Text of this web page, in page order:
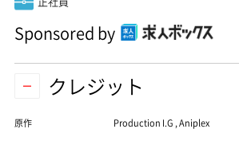
Sponsored by
クレジット
原作 Production I.G ,Aniplex